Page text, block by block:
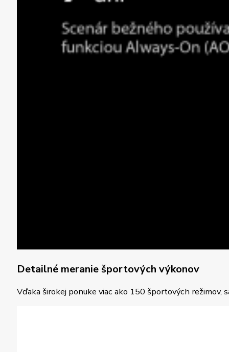
Detailné meranie športových výkonov
Vďaka širokej ponuke viac ako 150 športových režimov,